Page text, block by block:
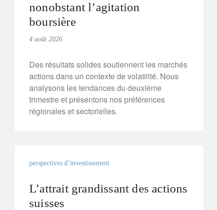
nonobstant l’agitation
boursière
4 août 2026
Des résultats solides soutiennent les marchés
actions dans un contexte de volatilité. Nous
analysons les tendances du deuxième
trimestre et présentons nos préférences
régionales et sectorielles.
perspectives d’investissement
L’attrait grandissant des actions
suisses